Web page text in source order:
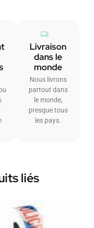
Livraison
dans le
monde
Nous livrons
partout dans
le monde,
presque tous
les pays.
liés